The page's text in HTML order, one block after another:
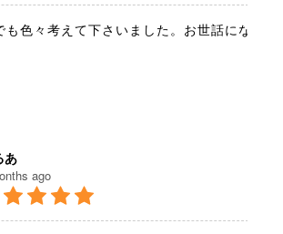
も色々考えて下さいました。お世話にな
あ
ago